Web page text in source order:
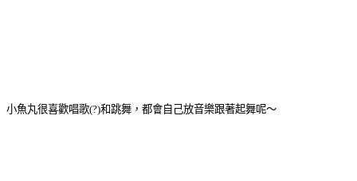
小魚丸很喜歡唱歌(?)和跳舞，都會自己放音樂跟著起舞呢～